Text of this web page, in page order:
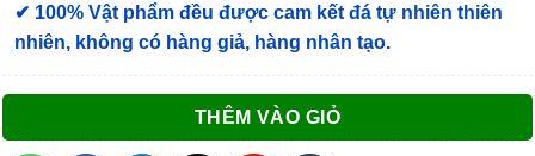
✔ 100% Vật phẩm đều được cam kết đá tự nhiên thiên
nhiên, không có hàng giả, hàng nhân tạo.
THÊM VÀO GIỎ